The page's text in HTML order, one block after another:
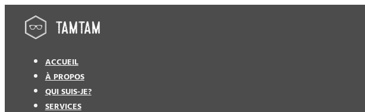
ACCUEIL
À PROPOS
QUI SUIS-JE?
SERVICES